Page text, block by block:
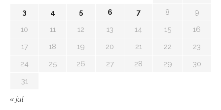
3
4 5 6 7 8
9
10
11 12 13 14 15
16
17
18 19 20 21 22
23
24
25 26 27 28 29
30
31
« jul